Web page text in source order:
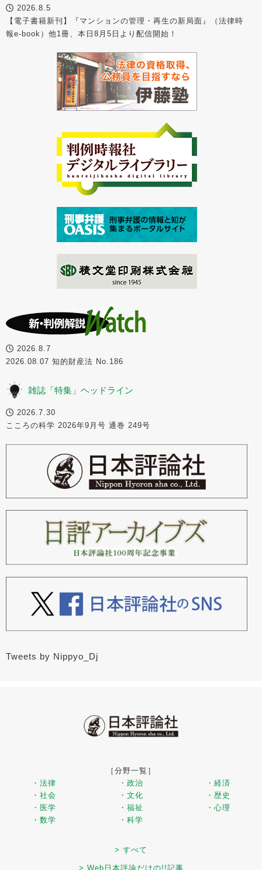
2026.8.5
【電子書籍新刊】『マンションの管理・再生の新局面』（法律時
報e-book）他1冊、本日8月5日より配信開始！
2026.8.7
2026.08.07 知的財産法 No.186
雑誌「特集」ヘッドライン
2026.7.30
こころの科学 2026年9月号 通巻 249号
Tweets by Nippyo_Dj
［分野一覧］
・法律
・政治
・経済
・社会
・文化
・歴史
・医学
・福祉
・心理
・数学
・科学
> すべて
> Web日本評論だけの!!記事